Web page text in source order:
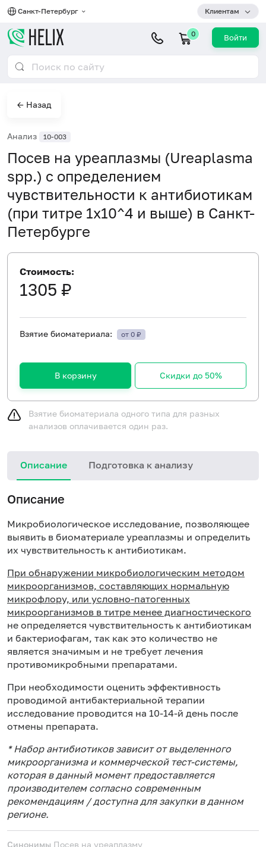
Санкт-Петербург Клиентам
0 Войти
← Назад
Анализ 10-003
Посев на уреаплазмы (Ureaplasma
spp.) с определением
чувствительности к антибиотикам
(при титре 1х10^4 и выше) в Санкт-
Петербурге
Стоимость:
1305 ₽
Взятие биоматериала: от 0 ₽
В корзину Скидки до 50%
Взятие биоматериала одного типа для разных
анализов оплачивается один раз.
Описание Подготовка к анализу
Описание
Микробиологическое исследование, позволяющее
выявить в биоматериале уреаплазмы и определить
их чувствительность к антибиотикам.
При обнаружении микробиологическим методом
микроорганизмов, составляющих нормальную
микрофлору, или условно-патогенных
микроорганизмов в титре менее диагностического
не определяется чувствительность к антибиотикам
и бактериофагам, так как это количество не
является значимым и не требует лечения
противомикробными препаратами.
При необходимости оценить эффективность
проводимой антибактериальной терапии
исследование проводится на 10-14-й день после
отмены препарата.
* Набор антибиотиков зависит от выделенного
микроорганизма и коммерческой тест-системы,
которая в данный момент предоставляется
производителем согласно современным
рекомендациям / доступна для закупки в данном
регионе.
Синонимы Посев на уреаплазму